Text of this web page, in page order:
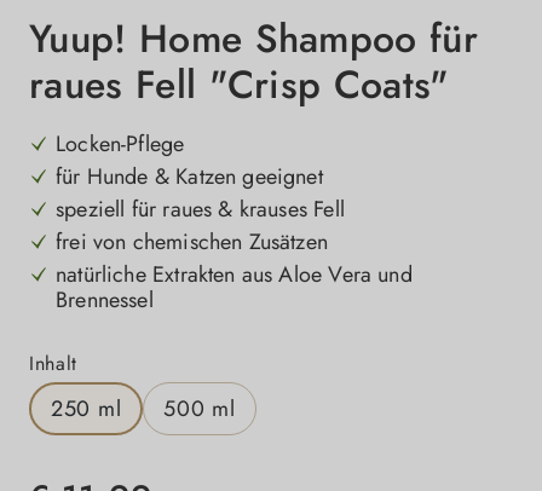
Yuup! Home Shampoo für
raues Fell "Crisp Coats"
Locken-Pflege
für Hunde & Katzen geeignet
speziell für raues & krauses Fell
frei von chemischen Zusätzen
natürliche Extrakten aus Aloe Vera und
Brennessel
Inhaltauswählen
250 ml 500 ml